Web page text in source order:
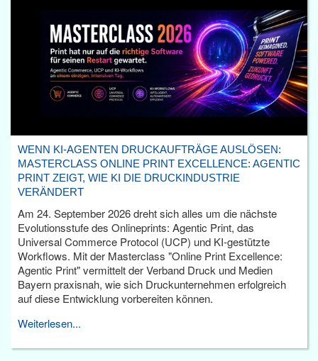
WENN KI-AGENTEN DRUCKAUFTRÄGE AUSLÖSEN:
MASTERCLASS ONLINE PRINT EXCELLENCE: AGENTIC
PRINT ZEIGT, WIE KI DIE DRUCKINDUSTRIE
VERÄNDERT
Am 24. September 2026 dreht sich alles um die nächste
Evolutionsstufe des Onlineprints: Agentic Print, das
Universal Commerce Protocol (UCP) und KI-gestützte
Workflows. Mit der Masterclass "Online Print Excellence:
Agentic Print" vermittelt der Verband Druck und Medien
Bayern praxisnah, wie sich Druckunternehmen erfolgreich
auf diese Entwicklung vorbereiten können.
Weiterlesen...